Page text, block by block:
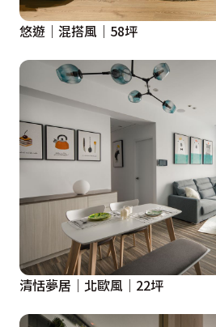
悠遊｜混搭風｜58坪
清恬夢居｜北歐風｜22坪